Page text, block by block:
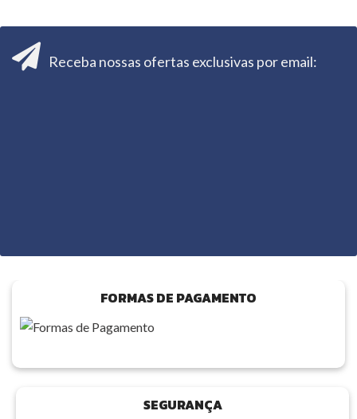
Receba nossas ofertas exclusivas por email:
FORMAS DE PAGAMENTO
SEGURANÇA